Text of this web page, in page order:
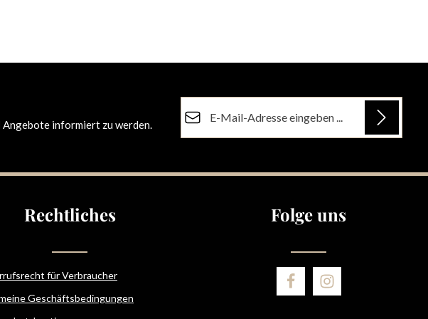
informiert zu werden.
Ich habe dieDatenschutzbestimmungenzur
Pflichtfelder.
Rechtliches
für Verbraucher
Geschäftsbedingungen
Folge uns